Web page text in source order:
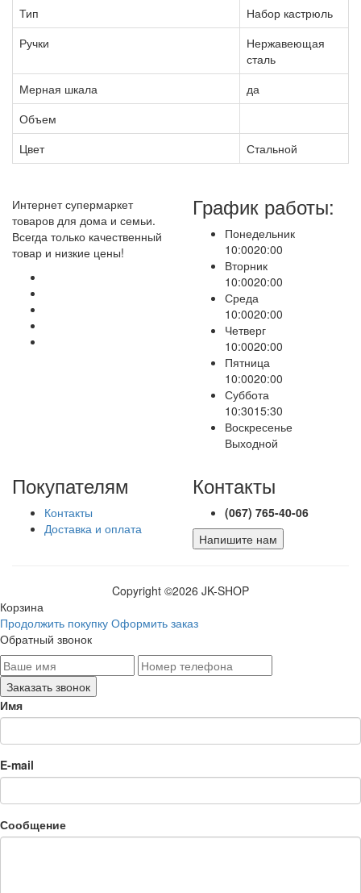
Тип
Набор кастрюль
Ручки
Нержавеющая
сталь
Мерная шкала
да
Объем
Цвет
Стальной
Интернет супермаркет
товаров для дома и семьи.
Всегда только качественный
товар и низкие цены!
График работы:
Понедельник
10:0020:00
Вторник
10:0020:00
Среда
10:0020:00
Четверг
10:0020:00
Пятница
10:0020:00
Суббота
10:3015:30
Воскресенье
Выходной
Покупателям
Контакты
Доставка и оплата
Контакты
(067) 765-40-06
Напишите нам
Copyright ©2026 JK-SHOP
Корзина
Продолжить покупку Оформить заказ
Обратный звонок
Имя
E-mail
Сообщение